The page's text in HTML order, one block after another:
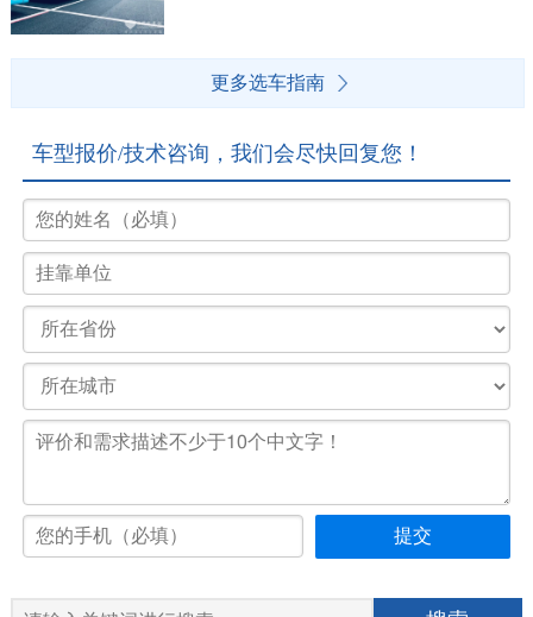
更多选车指南
车型报价/技术咨询，我们会尽快回复您！